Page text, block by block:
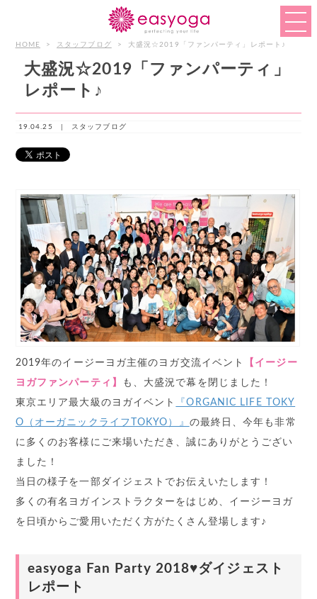
HOME > スタッフブログ > 大盛況☆2019「ファンパーティ」レポート♪
大盛況☆2019「ファンパーティ」
レポート♪
19.04.25 | スタッフブログ
2019年のイージーヨガ主催のヨガ交流イベント
【イージー
ヨガファンパーティ】
も、大盛況で幕を閉じました！
東京エリア最大級のヨガイベント
『ORGANIC LIFE TOKY
O（オーガニックライフTOKYO）』 の最終日、今年も非常
に多くのお客様にご来場いただき、誠にありがとうござい
ました！
当日の様子を一部ダイジェストでお伝えいたします！
多くの有名ヨガインストラクターをはじめ、イージーヨガ
を日頃からご愛用いただく方がたくさん登場します♪
easyoga Fan Party 2018♥ダイジェスト
レポート